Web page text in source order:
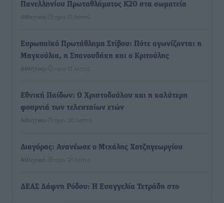
Πανελληνίου Πρωταθλήματος Κ20 στα σωματεία
Αθλητικά πριν 17 λεπτά
Ευρωπαϊκό Πρωτάθλημα Στίβου: Πότε αγωνίζονται η
Μαγκούλια, η Σπανουδάκη και ο Κριτούλης
Αθλητικά πριν 17 λεπτά
Εθνική Παίδων: Ο Χριστοδούλου και η καλύτερη
φουρνιά των τελευταίων ετών
Αθλητικά πριν 20 λεπτά
Διαγόρας: Ανανέωσε ο Μιχάλης Χατζηγεωργίου
Αθλητικά πριν 21 λεπτά
ΔΕΑΣ Δάφνη Ρόδου: Η Ευαγγελία Τετράδη στο